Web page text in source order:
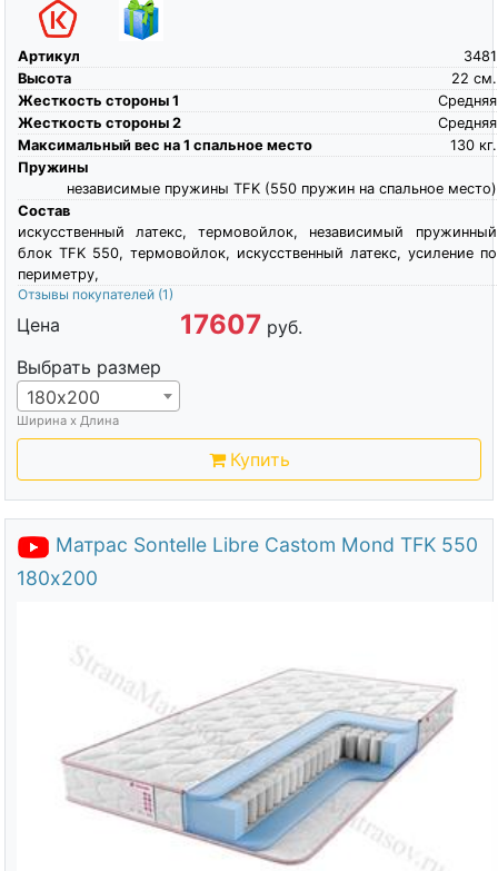
Артикул
3481
Высота
см.
22
Жесткость стороны 1
Средняя
Жесткость стороны 2
Средняя
Максимальный вес на 1 спальное место
кг.
130
Пружины
независимые пружины TFK (550 пружин на спальное место)
Состав
искусственный латекс, термовойлок, независимый пружинный
блок TFK 550, термовойлок, искусственный латекс, усиление по
периметру,
Отзывы покупателей (1)
Цена 17607 руб.
Выбрать размер
180х200
Ширина х Длина
Купить
Матрас Sontelle Libre Castom Mond TFK 550
180х200